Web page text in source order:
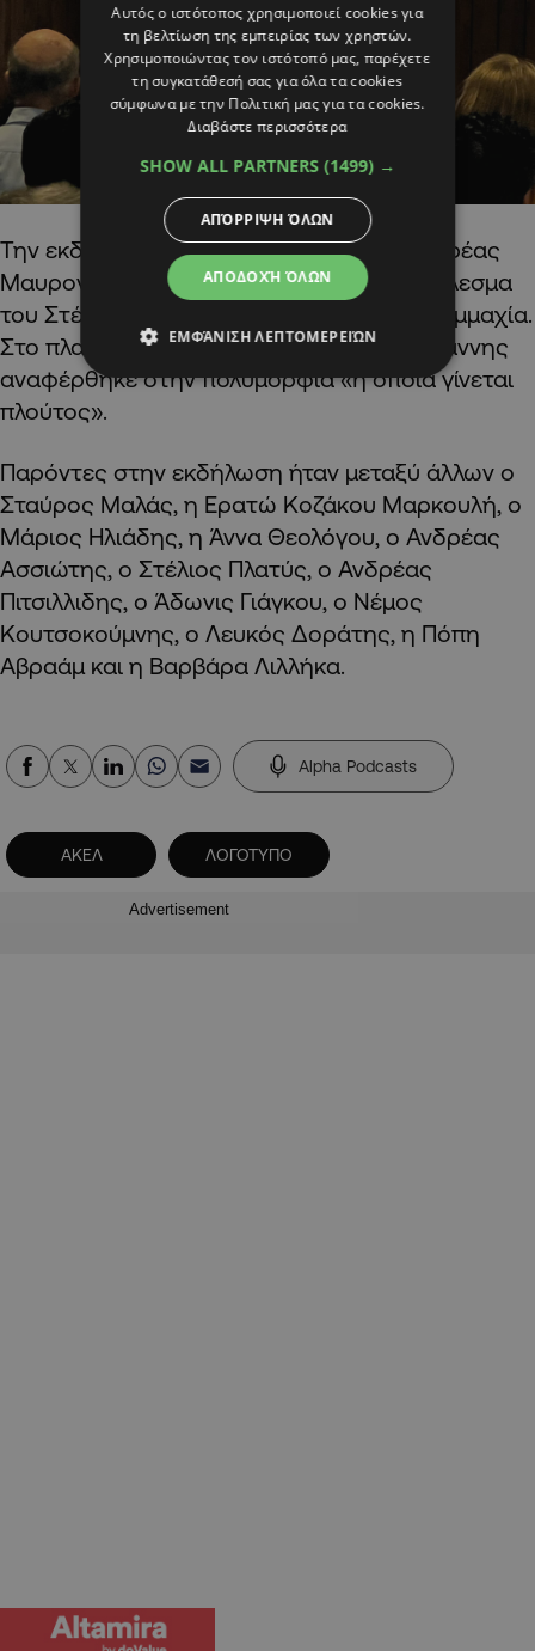
Την εκδήλωση άνοιξε με ομιλία του ο Ανδρέας
Μαυρογιάννης και ανταποκρίθηκε στο κάλεσμα
του Στέφανου Στεφάνου για κοινωνική συμμαχία.
Στο πλαίσιο της ομιλίας του ο κ. Μαυρογιάννης
αναφέρθηκε στην πολυμορφία «η οποία γίνεται
πλούτος».
Παρόντες στην εκδήλωση ήταν μεταξύ άλλων ο
Σταύρος Μαλάς, η Ερατώ Κοζάκου Μαρκουλή, ο
Μάριος Ηλιάδης, η Άννα Θεολόγου, ο Ανδρέας
Ασσιώτης, ο Στέλιος Πλατύς, ο Ανδρέας
Πιτσιλλιδης, ο Άδωνις Γιάγκου, ο Νέμος
Κουτσοκούμνης, ο Λευκός Δοράτης, η Πόπη
Αβραάμ και η Βαρβάρα Λιλλήκα.
Alpha Podcasts
ΑΚΕΛ ΛΟΓΟΤΥΠΟ
Advertisement
Αυτός ο ιστότοπος χρησιμοποιεί cookies για
τη βελτίωση της εμπειρίας των χρηστών.
Χρησιμοποιώντας τον ιστότοπό μας, παρέχετε
τη συγκατάθεσή σας για όλα τα cookies
σύμφωνα με την Πολιτική μας για τα cookies.
Διαβάστε περισσότερα
SHOW ALL PARTNERS (1499) →
ΑΠΟΔΟΧΉ ΌΛΩΝ
ΑΠΌΡΡΙΨΗ ΌΛΩΝ
ΕΜΦΆΝΙΣΗ ΛΕΠΤΟΜΕΡΕΙΏΝ